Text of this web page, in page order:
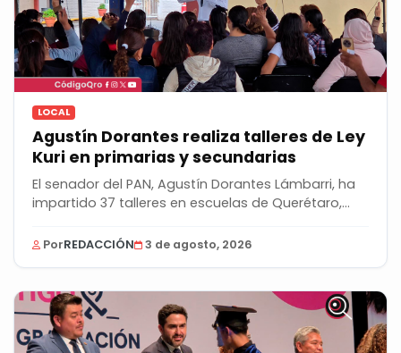
LOCAL
Agustín Dorantes realiza talleres de Ley
Kuri en primarias y secundarias
El senador del PAN, Agustín Dorantes Lámbarri, ha
impartido 37 talleres en escuelas de Querétaro,...
PorREDACCIÓN 3 de agosto, 2026